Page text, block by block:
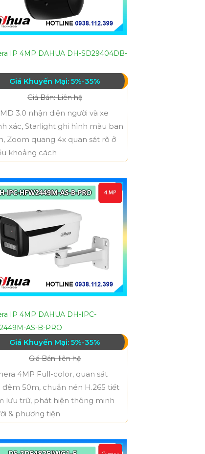
IP 4MP DAHUA DH-SD29404DB-
Giá Khuyến Mại: 5%-35%
Giá Bán: Liên hệ
3.0 nhận diện người và xe
xác, Starlight ghi hình màu ban
Zoom quang 4x quan sát rõ ở
khoảng cách
IP 4MP DAHUA DH-IPC-
AS-B-PRO
Giá Khuyến Mại: 5%-35%
Giá Bán: liên hệ
4MP Full-color, quan sát
đêm 50m, chuẩn nén H.265 tiết
lưu trữ, phát hiện thông minh
& phương tiện